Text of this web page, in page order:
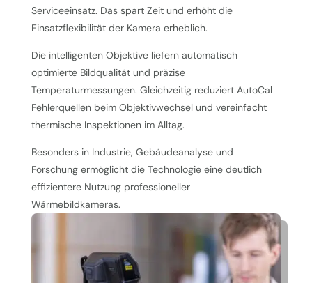
Serviceeinsatz. Das spart Zeit und erhöht die
Einsatzflexibilität der Kamera erheblich.
Die intelligenten Objektive liefern automatisch
optimierte Bildqualität und präzise
Temperaturmessungen. Gleichzeitig reduziert AutoCal
Fehlerquellen beim Objektivwechsel und vereinfacht
thermische Inspektionen im Alltag.
Besonders in Industrie, Gebäudeanalyse und
Forschung ermöglicht die Technologie eine deutlich
effizientere Nutzung professioneller
Wärmebildkameras.